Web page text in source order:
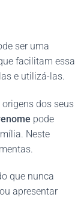
ser uma
facilitam essa
e utilizá-las.
dos seus
pode
Neste
que nunca
apresentar